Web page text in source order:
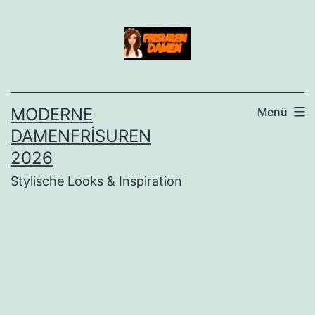
MODERNE
DAMENFRISUREN
2026
Stylische Looks & Inspiration
Menü